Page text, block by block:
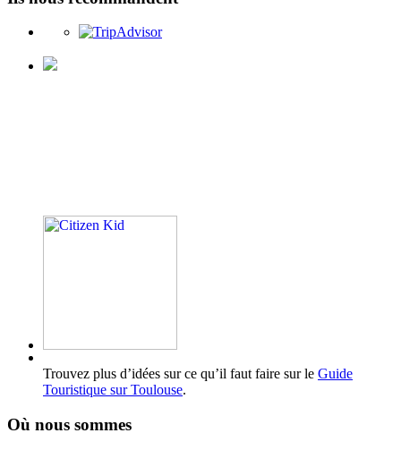
Trouvez plus d’idées sur ce qu’il faut faire sur le Guide
Touristique sur Toulouse.
Où nous sommes